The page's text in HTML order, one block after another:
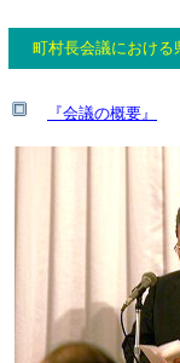
町村長会議における
『会議の概要』